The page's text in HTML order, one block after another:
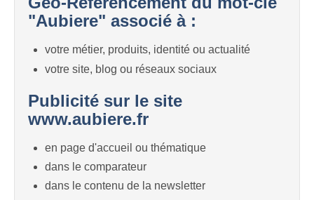
"Aubiere" associé à :
votre métier, produits, identité ou actualité
votre site, blog ou réseaux sociaux
Publicité sur le site
www.aubiere.fr
en page d'accueil ou thématique
dans le comparateur
dans le contenu de la newsletter